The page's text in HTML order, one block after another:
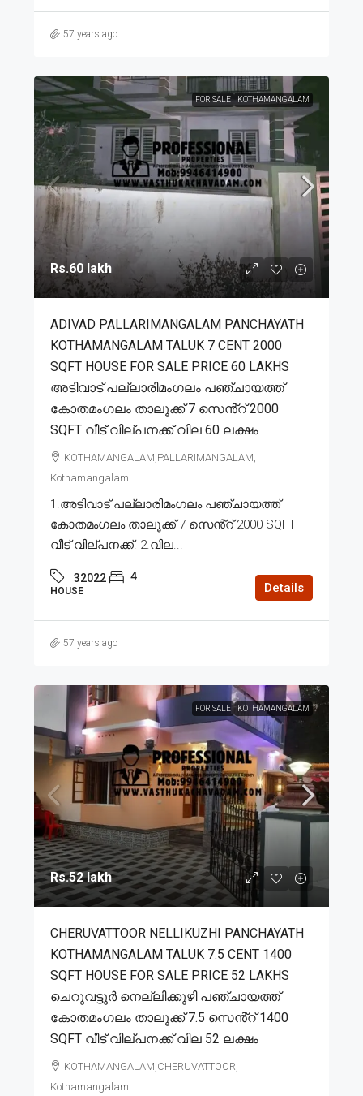
57 years ago
FOR SALE KOTHAMANGALAM
Rs.60 lakh
ADIVAD PALLARIMANGALAM PANCHAYATH
KOTHAMANGALAM TALUK 7 CENT 2000
SQFT HOUSE FOR SALE PRICE 60 LAKHS
അടിവാട് പല്ലാരിമംഗലം പഞ്ചായത്ത്
കോതമംഗലം താലൂക്ക് 7 സെൻ്റ് 2000
SQFT വീട് വില്പനക്ക് വില 60 ലക്ഷം
KOTHAMANGALAM,PALLARIMANGALAM,
Kothamangalam
1.അടിവാട് പല്ലാരിമംഗലം പഞ്ചായത്ത്
കോതമംഗലം താലൂക്ക് 7 സെൻ്റ് 2000 SQFT
വീട് വില്പനക്ക്. 2.വില...
32022 4
HOUSE Details
57 years ago
FOR SALE KOTHAMANGALAM
Rs.52 lakh
CHERUVATTOOR NELLIKUZHI PANCHAYATH
KOTHAMANGALAM TALUK 7.5 CENT 1400
SQFT HOUSE FOR SALE PRICE 52 LAKHS
ചെറുവട്ടൂർ നെല്ലിക്കുഴി പഞ്ചായത്ത്
കോതമംഗലം താലൂക്ക് 7.5 സെൻ്റ് 1400
SQFT വീട് വില്പനക്ക് വില 52 ലക്ഷം
KOTHAMANGALAM,CHERUVATTOOR,
Kothamangalam